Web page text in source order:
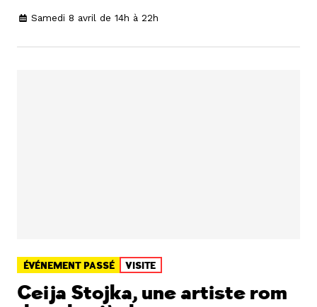
Samedi 8 avril de 14h à 22h
ÉVÉNEMENT PASSÉ VISITE
Ceija Stojka, une artiste rom